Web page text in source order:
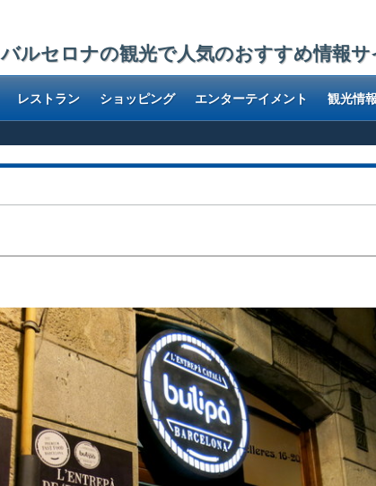
バルセロナの観光で人気のおすすめ情報サ
レストラン ショッピング エンターテイメント 観光情